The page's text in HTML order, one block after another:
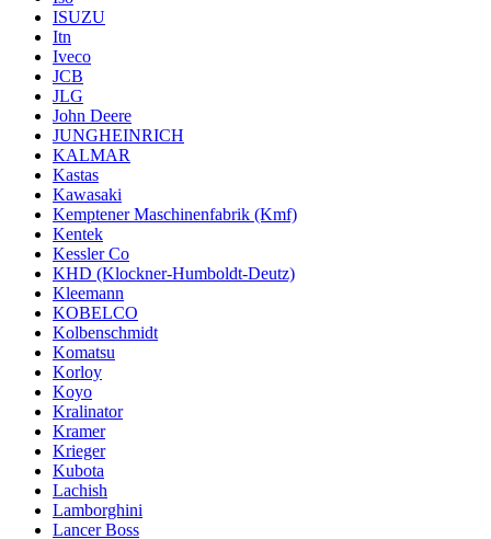
ISUZU
Itn
Iveco
JCB
JLG
John Deere
JUNGHEINRICH
KALMAR
Kastas
Kawasaki
Kemptener Maschinenfabrik (Kmf)
Kentek
Kessler Co
KHD (Klockner-Humboldt-Deutz)
Kleemann
KOBELCO
Kolbenschmidt
Komatsu
Korloy
Koyo
Kralinator
Kramer
Krieger
Kubota
Lachish
Lamborghini
Lancer Boss